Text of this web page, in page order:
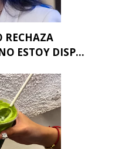
RECHAZA
ESTOY DISP...